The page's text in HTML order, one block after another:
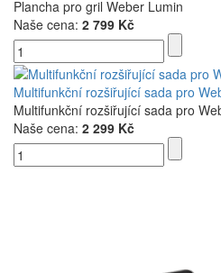
Plancha pro gril Weber Lumin
Naše cena: 2 799 Kč
Multifunkční rozšiřující sada pro
Multifunkční rozšiřující sada pro
Naše cena: 2 299 Kč